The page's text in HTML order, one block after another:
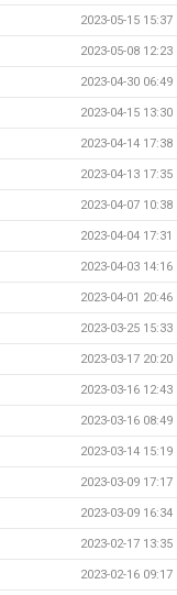
2023-05-15 15:37
2023-05-08 12:23
2023-04-30 06:49
2023-04-15 13:30
2023-04-14 17:38
2023-04-13 17:35
2023-04-07 10:38
2023-04-04 17:31
2023-04-03 14:16
2023-04-01 20:46
2023-03-25 15:33
2023-03-17 20:20
2023-03-16 12:43
2023-03-16 08:49
2023-03-14 15:19
2023-03-09 17:17
2023-03-09 16:34
2023-02-17 13:35
2023-02-16 09:17